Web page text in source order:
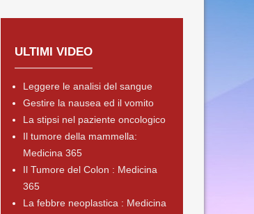
ULTIMI VIDEO
Leggere le analisi del sangue
Gestire la nausea ed il vomito
La stipsi nel paziente oncologico
Il tumore della mammella:
Medicina 365
Il Tumore del Colon : Medicina
365
La febbre neoplastica : Medicina